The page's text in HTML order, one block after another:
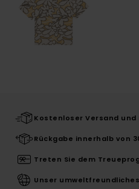
Kostenloser Versand
Rückgabe innerhalb von
Treten Sie dem
Unser